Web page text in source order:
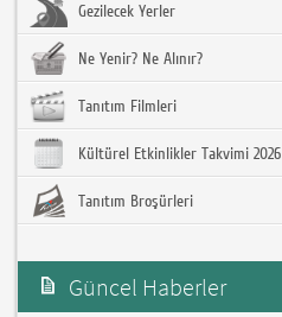
Gezilecek Yerler
Ne Yenir? Ne Alınır?
Tanıtım Filmleri
Kültürel Etkinlikler Takvimi 2026
Tanıtım Broşürleri
Güncel Haberler